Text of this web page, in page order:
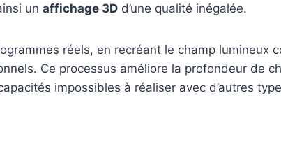
un affichage 3D d’une qualité inégalée.
réels, en recréant le champ lumineux
Ce processus améliore la profondeur de
impossibles à réaliser avec d’autres